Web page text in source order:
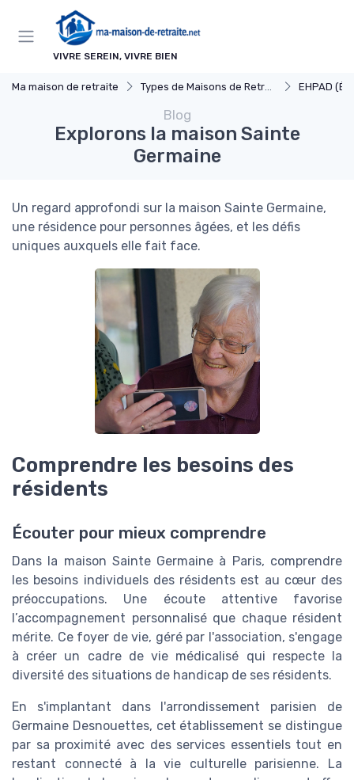
VIVRE SEREIN, VIVRE BIEN
Ma maison de retraite Types de Maisons de Retraite EHPAD (Établissements
Blog
Explorons la maison Sainte
Germaine
Un regard approfondi sur la maison Sainte Germaine,
une résidence pour personnes âgées, et les défis
uniques auxquels elle fait face.
Comprendre les besoins des
résidents
Écouter pour mieux comprendre
Dans la maison Sainte Germaine à Paris, comprendre
les besoins individuels des résidents est au cœur des
préoccupations. Une écoute attentive favorise
l’accompagnement personnalisé que chaque résident
mérite. Ce foyer de vie, géré par l'association, s'engage
à créer un cadre de vie médicalisé qui respecte la
diversité des situations de handicap de ses résidents.
En s'implantant dans l'arrondissement parisien de
Germaine Desnouettes, cet établissement se distingue
par sa proximité avec des services essentiels tout en
restant connecté à la vie culturelle parisienne. La
Panneau de gestion des cookies